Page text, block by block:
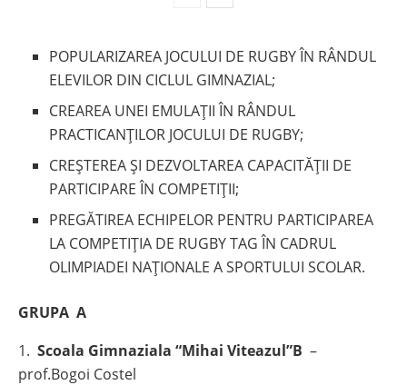
POPULARIZAREA JOCULUI DE RUGBY ÎN RÂNDUL
ELEVILOR DIN CICLUL GIMNAZIAL;
CREAREA UNEI EMULAȚII ÎN RÂNDUL
PRACTICANȚILOR JOCULUI DE RUGBY;
CREȘTEREA ȘI DEZVOLTAREA CAPACITĂȚII DE
PARTICIPARE ÎN COMPETIȚII;
PREGĂTIREA ECHIPELOR PENTRU PARTICIPAREA
LA COMPETIȚIA DE RUGBY TAG ÎN CADRUL
OLIMPIADEI NAȚIONALE A SPORTULUI SCOLAR.
GRUPA A
1. Scoala Gimnaziala “Mihai Viteazul”B –
prof.Bogoi Costel